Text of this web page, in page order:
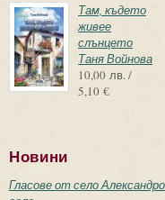
Там, където
живее
слънцето
Таня Войнова
10,00 лв. /
5,10 €
Новини
Гласове от село